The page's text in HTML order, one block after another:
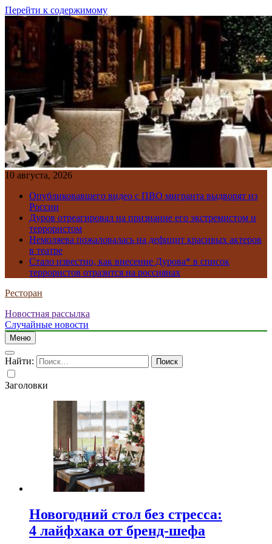
Перейти к содержимому
10 августа, 2026
Опубликовавшего видео с ПВО мигранта выдворят из
России
Дуров отреагировал на признание его экстремистом и
террористом
Немоляева пожаловалась на дефицит красивых актеров
в театре
Стало известно, как внесение Дурова* в список
террористов отразится на россиянах
Ресторан
Новостная рассылка
Случайные новости
Меню
Найти:
Заголовки
Новогодний стол без стресса:
4 лайфхака от бренд-шефа